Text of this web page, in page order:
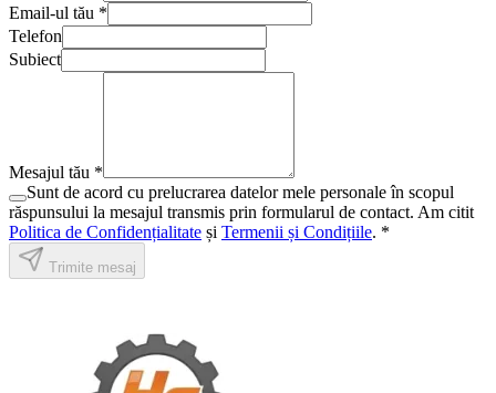
Email-ul tău *
Telefon
Subiect
Mesajul tău *
Sunt de acord cu prelucrarea datelor mele personale în scopul
răspunsului la mesajul transmis prin formularul de contact. Am citit
Politica de Confidențialitate și Termenii și Condițiile. *
Trimite mesaj